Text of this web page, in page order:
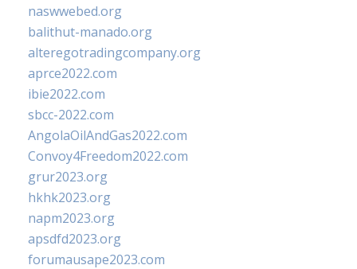
naswwebed.org
balithut-manado.org
alteregotradingcompany.org
aprce2022.com
ibie2022.com
sbcc-2022.com
AngolaOilAndGas2022.com
Convoy4Freedom2022.com
grur2023.org
hkhk2023.org
napm2023.org
apsdfd2023.org
forumausape2023.com